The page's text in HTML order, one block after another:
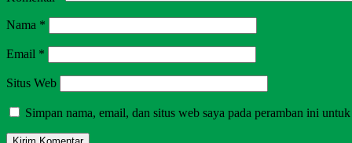
Nama *
Email *
Situs Web
Simpan nama, email, dan situs web saya pada peramban ini